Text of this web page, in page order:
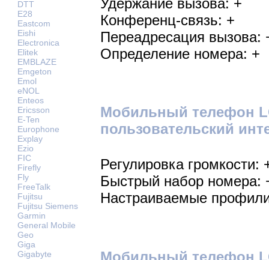
DTT
E28
Eastcom
Eishi
Electronica
Elitek
EMBLAZE
Emgeton
Emol
eNOL
Enteos
Ericsson
E-Ten
Europhone
Explay
Ezio
FIC
Firefly
Fly
FreeTalk
Fujitsu
Fujitsu Siemens
Garmin
General Mobile
Geo
Giga
Gigabyte
Удержание вызова: +
Конференц-связь: +
Переадресация вызова:
Определение номера: +
Мобильный телефон
пользовательский
Регулировка громкости:
Быстрый набор номера:
Настраиваемые
Мобильный телефон